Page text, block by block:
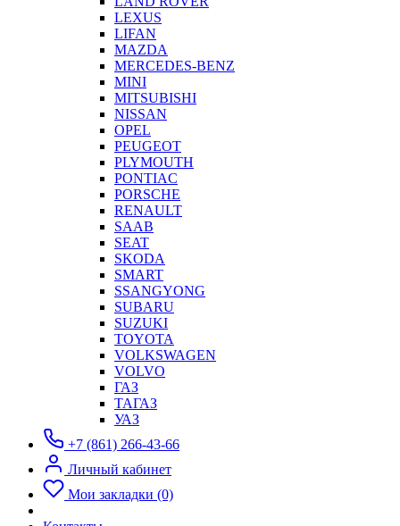
LEXUS
LIFAN
MAZDA
MERCEDES-BENZ
MINI
MITSUBISHI
NISSAN
OPEL
PEUGEOT
PLYMOUTH
PONTIAC
PORSCHE
RENAULT
SAAB
SEAT
SKODA
SMART
SSANGYONG
SUBARU
SUZUKI
TOYOTA
VOLKSWAGEN
VOLVO
ГАЗ
ТАГАЗ
УАЗ
+7 (861) 266-43-66
Личный кабинет
Мои закладки (0)